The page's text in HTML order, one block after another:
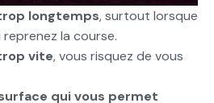
longtemps, surtout lorsque
la course.
vite, vous risquez de vous
qui vous permet